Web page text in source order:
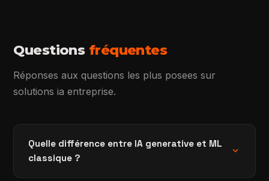
Questions fréquentes
Réponses aux questions les plus posees sur
solutions ia entreprise.
Quelle différence entre IA generative et ML
classique ?
expand_more